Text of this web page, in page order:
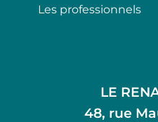
Les professionnels
LE
48, rue